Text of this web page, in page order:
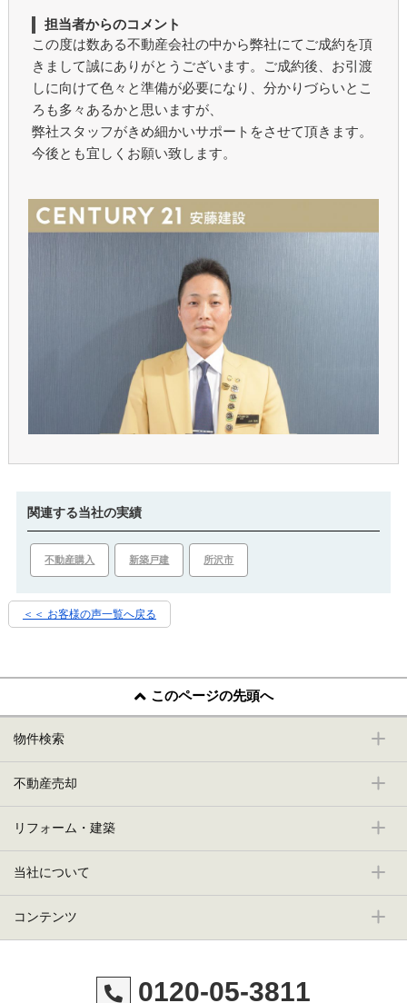
担当者からのコメント
この度は数ある不動産会社の中から弊社にてご成約を頂
きまして誠にありがとうございます。ご成約後、お引渡
しに向けて色々と準備が必要になり、分かりづらいとこ
ろも多々あるかと思いますが、
弊社スタッフがきめ細かいサポートをさせて頂きます。
今後とも宜しくお願い致します。
関連する当社の実績
不動産購入 新築戸建 所沢市
＜＜ お客様の声一覧へ戻る
このページの先頭へ
物件検索
不動産売却
リフォーム・建築
当社について
コンテンツ
0120-05-3811